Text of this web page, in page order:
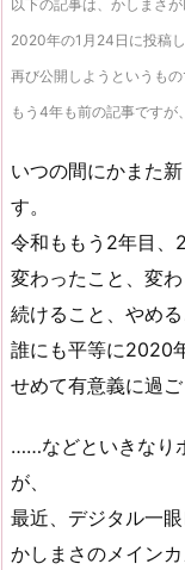
以下の記事は、かしまさ
2020年の1月24日に投稿
再び公開しようというもの
もう4年も前の記事ですが
いつの間にかまた
す。
令和ももう2年目、
変わったこと、変わ
続けること、やめ
誰にも平等に2020
せめて有意義に過ご
……などといきなり
が、
最近、デジタル一
かしまさのメイン